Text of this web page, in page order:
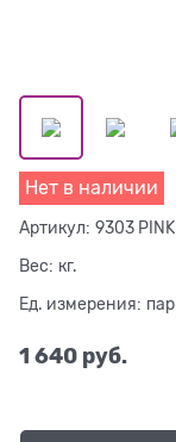
Нет в наличии
Артикул: 9303 PINK
Вес: кг.
Ед. измерения: пар
1 640 руб.